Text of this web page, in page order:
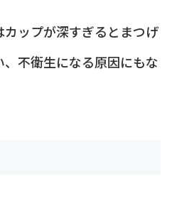
ップが深すぎるとまつげ
不衛生になる原因にもな